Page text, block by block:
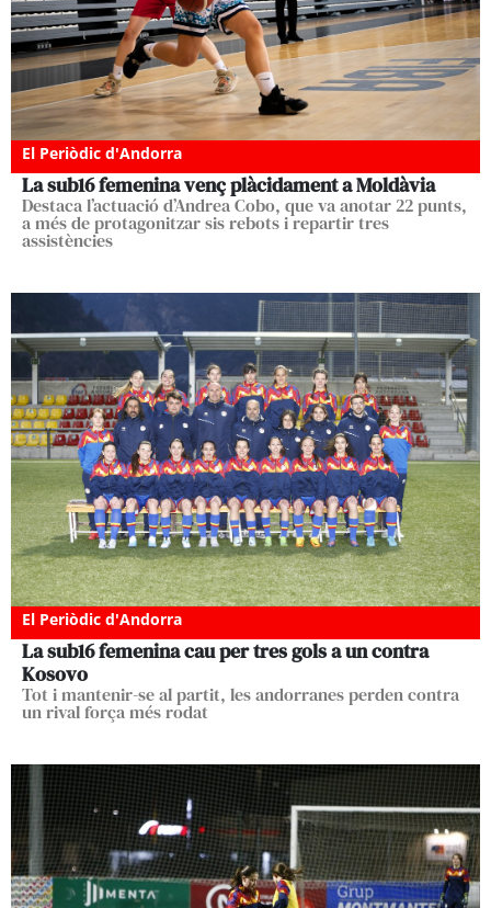
El Periòdic d'Andorra
La sub16 femenina venç plàcidament a Moldàvia
Destaca l’actuació d’Andrea Cobo, que va anotar 22 punts,
a més de protagonitzar sis rebots i repartir tres
assistències
El Periòdic d'Andorra
La sub16 femenina cau per tres gols a un contra
Kosovo
Tot i mantenir-se al partit, les andorranes perden contra
un rival força més rodat